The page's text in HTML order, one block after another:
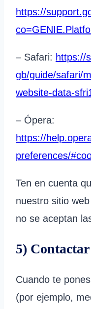
https://
– Safari: https://
gb/guide/safari/
website-data-
– Ópera:
https://
preferences/
Ten en cuenta
nuestro sitio
no se aceptan
5)
Cuando te
(por ejemplo,